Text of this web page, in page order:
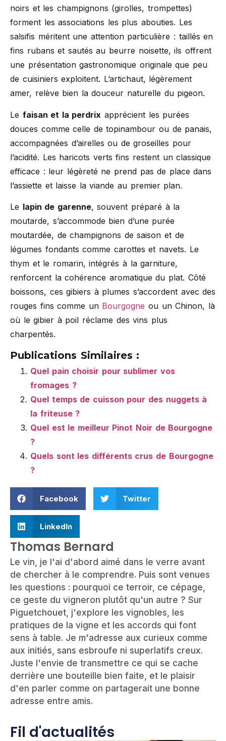
noirs et les champignons (girolles, trompettes)
forment les associations les plus abouties. Les
salsifis méritent une attention particulière : taillés en
fins rubans et sautés au beurre noisette, ils offrent
une présentation gastronomique originale que peu
de cuisiniers exploitent. L’artichaut, légèrement
amer, relève bien la douceur naturelle du pigeon.
Le faisan et la perdrix apprécient les purées
douces comme celle de topinambour ou de panais,
accompagnées d’airelles ou de groseilles pour
l’acidité. Les haricots verts fins restent un classique
efficace : leur légèreté ne prend pas de place dans
l’assiette et laisse la viande au premier plan.
Le lapin de garenne, souvent préparé à la
moutarde, s’accommode bien d’une purée
moutardée, de champignons de saison et de
légumes fondants comme carottes et navets. Le
thym et le romarin, intégrés à la garniture,
renforcent la cohérence aromatique du plat. Côté
boissons, ces gibiers à plumes s’accordent avec des
rouges fins comme un Bourgogne ou un Chinon, là
où le gibier à poil réclame des vins plus
charpentés.
Publications Similaires :
Quel pain choisir pour sublimer vos
fromages ?
Quel temps de cuisson pour des nuggets à
la friteuse ?
Quel est le meilleur Pinot Noir de Bourgogne
?
Quels sont les différents crus de Bourgogne
?
Facebook Twitter
LinkedIn
Thomas Bernard
Le vin, je l'ai d'abord aimé dans le verre avant
de chercher à le comprendre. Puis sont venues
les questions : pourquoi ce terroir, ce cépage,
ce geste du vigneron plutôt qu'un autre ? Sur
Piguetchouet, j'explore les vignobles, les
pratiques de la vigne et les accords qui font
sens à table. Je m'adresse aux curieux comme
aux initiés, sans esbroufe ni superlatifs creux.
Juste l'envie de transmettre ce qui se cache
derrière une bouteille bien faite, et le plaisir
d'en parler comme on partagerait une bonne
adresse entre amis.
Fil d'actualités